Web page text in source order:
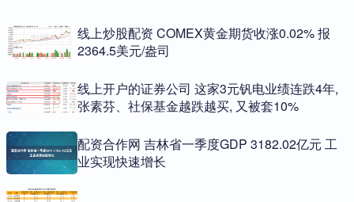
线上炒股配资 COMEX黄金期货收涨0.02% 报
2364.5美元/盎司
线上开户的证券公司 这家3元钒电业绩连跌4年,
张素芬、社保基金越跌越买, 又被套10%
配资合作网 吉林省一季度GDP 3182.02亿元 工
业实现快速增长